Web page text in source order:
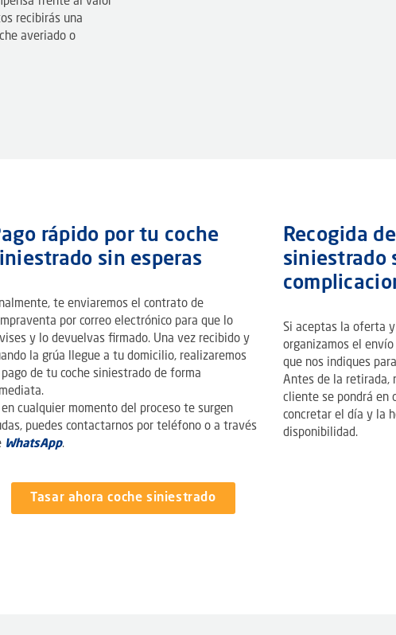
recibirás una
averiado o
rápido por tu coche
sin esperas
te enviaremos el contrato de
por correo electrónico para que lo
y lo devuelvas firmado. Una vez recibido y
la grúa llegue a tu domicilio, realizaremos
de tu coche siniestrado de forma
en cualquier momento del proceso te surgen
puedes contactarnos por teléfono o a través
WhatsApp.
Recogida
siniestrado
Si aceptas la oferta
organizamos el
que nos indiques
Antes de la retirada,
cliente se pondrá en
concretar el día y la
disponibilidad.
Tasar ahora coche siniestrado